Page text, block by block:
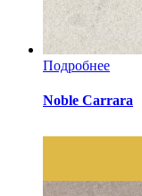
Подробнее
Noble Carrara